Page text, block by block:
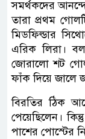
সমর্থকদের
তারা প্রথম
মিডফিল্ডার
এরিক লিরা।
জোরালো শট
ফাঁক দিয়ে জালে
বিরতির ঠিক
পেয়েছিলেন।
পাশের পোস্টের